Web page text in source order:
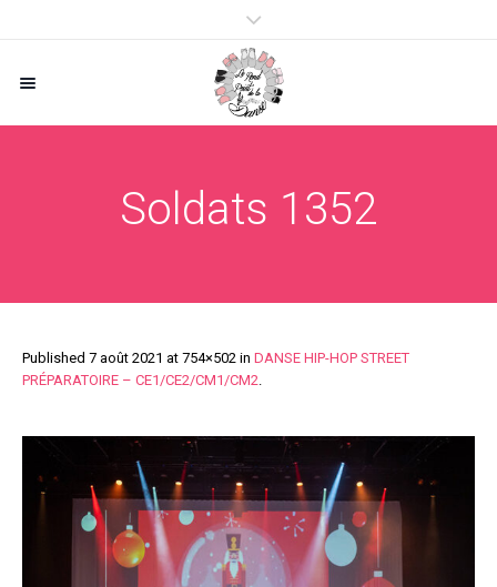
Soldats 1352
Published 7 août 2021 at 754×502 in DANSE HIP-HOP STREET
PRÉPARATOIRE – CE1/CE2/CM1/CM2.